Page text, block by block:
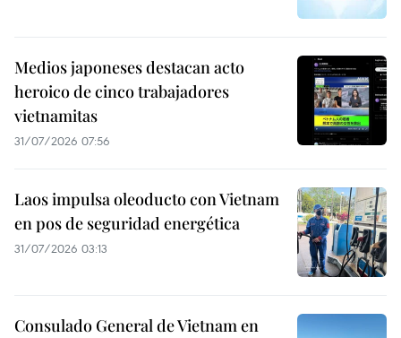
Medios japoneses destacan acto
heroico de cinco trabajadores
vietnamitas
31/07/2026 07:56
Laos impulsa oleoducto con Vietnam
en pos de seguridad energética
31/07/2026 03:13
Consulado General de Vietnam en